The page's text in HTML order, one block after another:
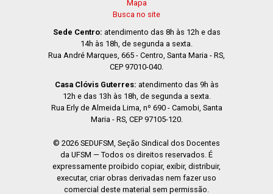
Mapa
Busca no site
Sede Centro: atendimento das 8h às 12h e das
14h às 18h, de segunda a sexta.
Rua André Marques, 665 - Centro, Santa Maria - RS,
CEP 97010-040.
Casa Clóvis Guterres: atendimento das 9h às
12h e das 13h às 18h, de segunda a sexta.
Rua Erly de Almeida Lima, nº 690 - Camobi, Santa
Maria - RS, CEP 97105-120.
© 2026 SEDUFSM, Seção Sindical dos Docentes
da UFSM — Todos os direitos reservados. É
expressamente proibido copiar, exibir, distribuir,
executar, criar obras derivadas nem fazer uso
comercial deste material sem permissão.